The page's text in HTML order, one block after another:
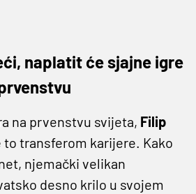
naplatit će sjajne igre
na prvenstvu svijeta, Filip
to transferom karijere. Kako
njemački velikan
desno krilo u svojem